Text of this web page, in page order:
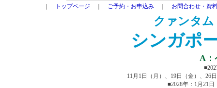
トップページ ご予約・お申込み お問合わせ・資
クァンタ
シンガポ
A：
11月1日（月）、19日（金）、26
■2028年：1月21